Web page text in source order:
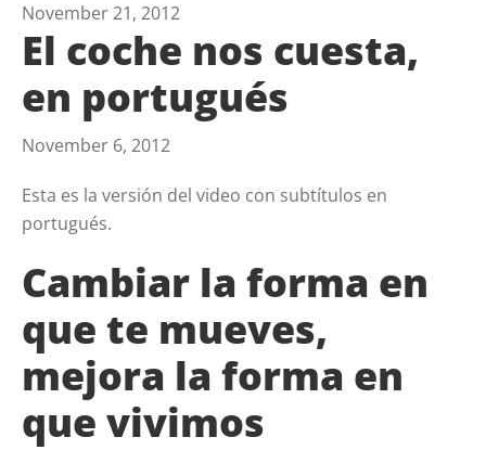
November 21, 2012
El coche nos cuesta,
en portugués
November 6, 2012
Esta es la versión del video con subtítulos en
portugués.
Cambiar la forma en
que te mueves,
mejora la forma en
que vivimos